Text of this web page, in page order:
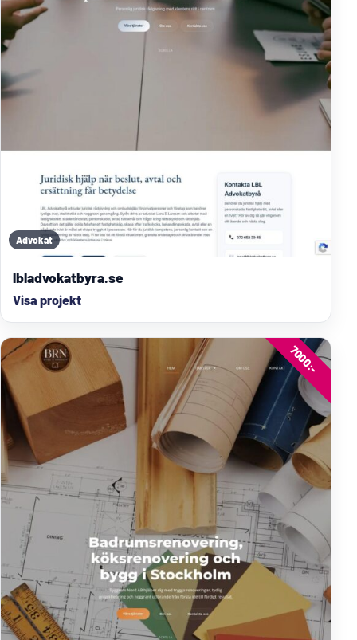
Advokat
lbladvokatbyra.se
Visa projekt
7000:-